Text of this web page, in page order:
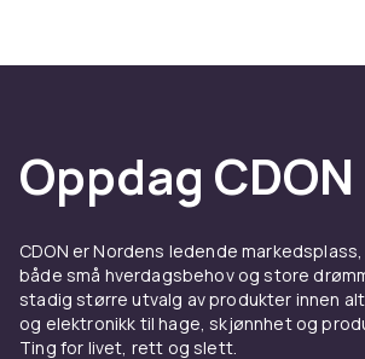
album som betydde mye for deg
Musikk handler om identitet og
nåværende topplister.
Kommende
ettertraktede
Oppdag CDON
CDON er Nordens ledende
både små hverdagsbehov og store
stadig større utvalg av produkter innen
og elektronikk til hage, skjønnhet og
Ting for livet, rett og slett.